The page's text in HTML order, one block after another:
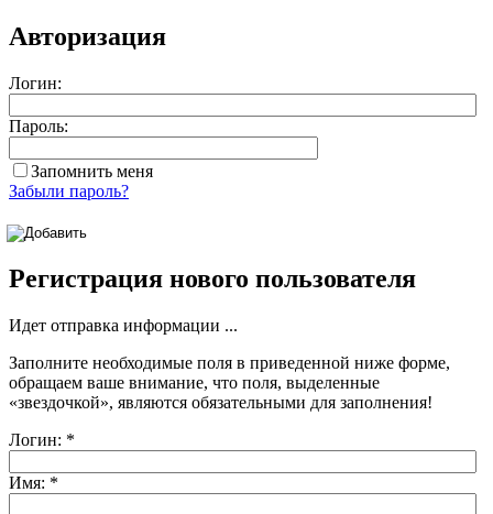
Авторизация
Логин:
Пароль:
Запомнить меня
Забыли пароль?
Регистрация нового пользователя
Идет отправка информации ...
Заполните необходимые поля в приведенной ниже форме,
обращаем ваше внимание, что поля, выделенные
«звездочкой», являются обязательными для заполнения!
Логин: *
Имя: *